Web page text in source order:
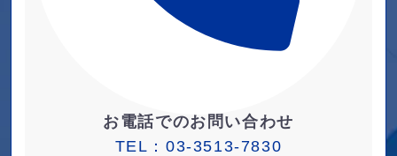
お電話でのお問い合わせ
TEL：03-3513-7830